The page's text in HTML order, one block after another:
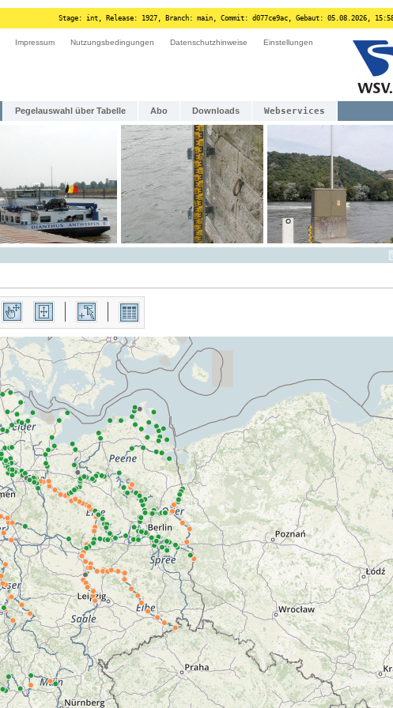
Stage: int, Release: 1927, Branch: main, Commit: d077ce9ac, Gebaut: 05.08.2026,
Impressum Nutzungsbedingungen Datenschutzhinweise Einstellungen
Pegelauswahl über Tabelle Abo Downloads Webservices